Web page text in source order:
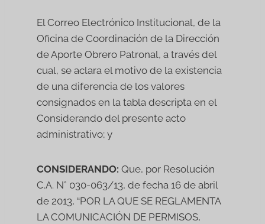
El Correo Electrónico Institucional, de la
Oficina de Coordinación de la Dirección
de Aporte Obrero Patronal, a través del
cual, se aclara el motivo de la existencia
de una diferencia de los valores
consignados en la tabla descripta en el
Considerando del presente acto
administrativo; y
CONSIDERANDO: Que, por Resolución
C.A. N° 030-063/13, de fecha 16 de abril
de 2013, “POR LA QUE SE REGLAMENTA
LA COMUNICACIÓN DE PERMISOS,